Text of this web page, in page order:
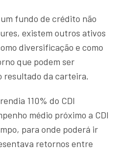
fundo de crédito não
existem outros ativos
diversificação e como
que podem ser
resultado da carteira.
110% do CDI
médio próximo a CDI
para onde poderá ir
retornos entre